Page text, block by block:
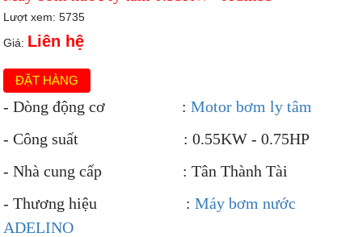
Lượt xem: 5735
Giá: Liên hệ
ĐẶT HÀNG
- Dòng động cơ :Motor bơm ly tâm
- Công suất : 0.55KW - 0.75HP
- Nhà cung cấp : Tân Thành Tài
- Thương hiệu : Máy bơm nước
ADELINO